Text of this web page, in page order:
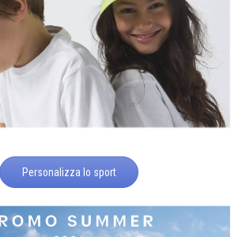
Personalizza lo sport